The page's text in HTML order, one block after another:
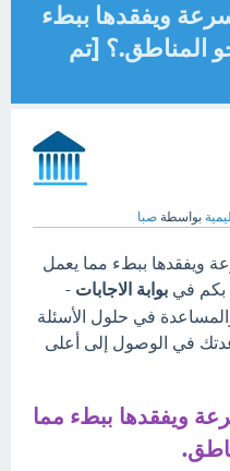
ويفقدها ببطء
المناطق.؟ [تم
بواسطة صبا
ويفقدها ببطء مما يعمل
بكم في بوابة الاجابات -
والمساعدة في حلول الأسئلة
في الوصول إلى أعلى
ويفقدها ببطء مما